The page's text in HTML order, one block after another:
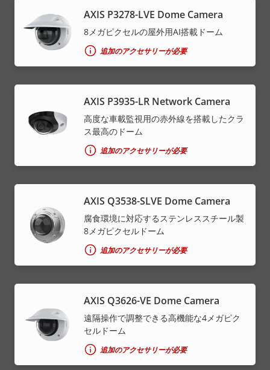
AXIS P3278-LVE Dome Camera
8メガピクセルの屋外用AI搭載ドーム
追加のアクセサリーが必要
AXIS P3935-LR Network Camera
高度な車載監視用の赤外線を搭載したクラ
ス最高のドーム
追加のアクセサリーが必要
AXIS Q3538-SLVE Dome Camera
腐食環境に対応するステンレススチール製
8メガピクセルドーム
追加のアクセサリーが必要
AXIS Q3626-VE Dome Camera
遠隔操作で調整できる高機能な4メガピク
セルドーム
追加のアクセサリーが必要